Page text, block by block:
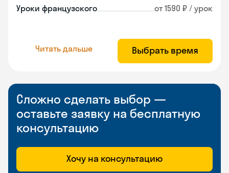
Уроки французского от 1590 ₽ / урок
Читать дальше Выбрать время
Сложно сделать выбор —
оставьте заявку на бесплатную
консультацию
Хочу на консультацию